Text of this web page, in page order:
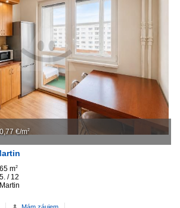
65 m2
5. / 12
Martin
€/m2